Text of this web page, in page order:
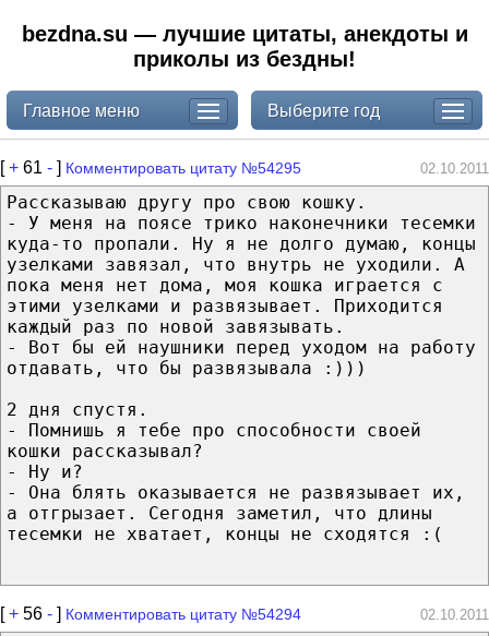
bezdna.su — лучшие цитаты, анекдоты и
приколы из бездны!
Главное меню Выберите год
[+ 61 - ] Комментировать цитату №54295 02.10.2011
Рассказываю другу про свою кошку.
- У меня на поясе трико наконечники тесемки
куда-то пропали. Ну я не долго думаю, концы
узелками завязал, что внутрь не уходили. А
пока меня нет дома, моя кошка играется с
этими узелками и развязывает. Приходится
каждый раз по новой завязывать.
- Вот бы ей наушники перед уходом на работу
отдавать, что бы развязывала :)))
2 дня спустя.
- Помнишь я тебе про способности своей
кошки рассказывал?
- Ну и?
- Она блять оказывается не развязывает их,
а отгрызает. Сегодня заметил, что длины
тесемки не хватает, концы не сходятся :(
[+ 56 - ] Комментировать цитату №54294 02.10.2011